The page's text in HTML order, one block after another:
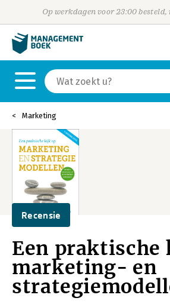
Op werkdagen voor 23:00
Marketing
Recensie
Een praktische
marketing- en